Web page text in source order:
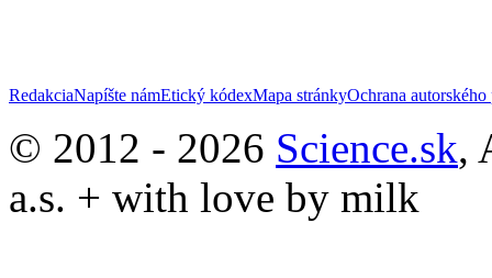
RedakciaNapíšte námEtický kódexMapa stránkyOchrana autorského
© 2012 - 2026 Science.sk,
a.s. + with love by milk